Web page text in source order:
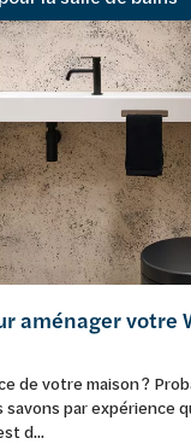
aménager votre
de votre maison ?
par expérience
d...